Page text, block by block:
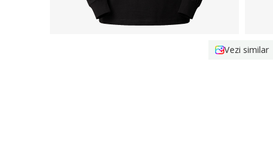
Vezi similar